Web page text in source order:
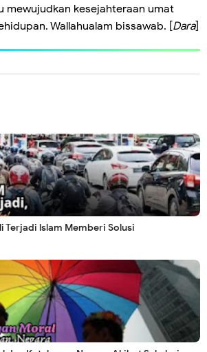
mewujudkan kesejahteraan umat
Wallahualam bissawab. [Dara]
Terjadi lslam Memberi Solusi